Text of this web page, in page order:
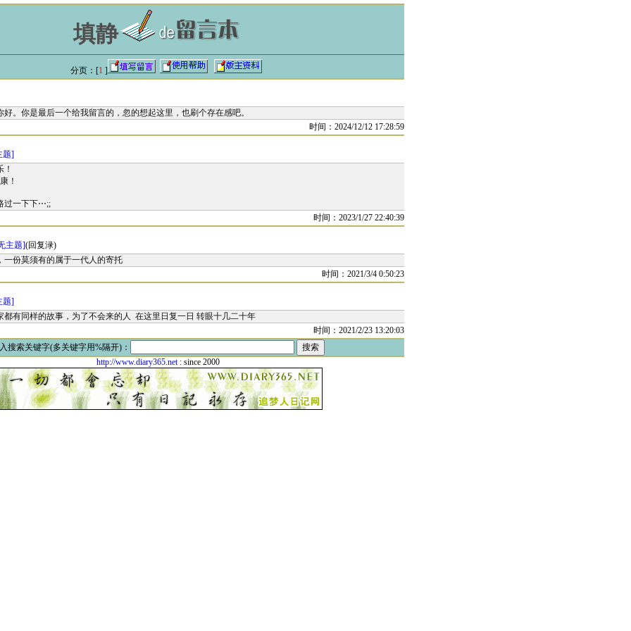
填静
分页：[1 ]
好。你是最后一个给我留言的，忽的想起这里，也刷个存在感吧。
时间：2024/12/12 17:28:59
题]
！
过一下下⋯;;
时间：2023/1/27 22:40:39
主题](回复渌)
一份莫须有的属于一代人的寄托
时间：2021/3/4 0:50:23
题]
都有同样的故事，为了不会来的人 在这里日复一日 转眼十几二十年
时间：2021/2/23 13:20:03
搜索关键字(多关键字用%隔开)：
http://www.diary365.net: since 2000